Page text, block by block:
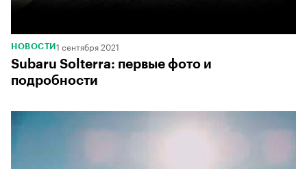
НОВОСТИ 1 сентября 2021
Subaru Solterra: первые фото и
подробности